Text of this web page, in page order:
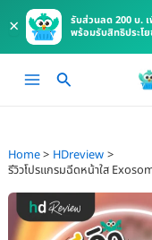
×
รับส่วนลด 200 บ.
พร้อมรับสิทธิประโ
Main
Home
HDreview
รีวิวโปรแกรมฉีดหน้าใส